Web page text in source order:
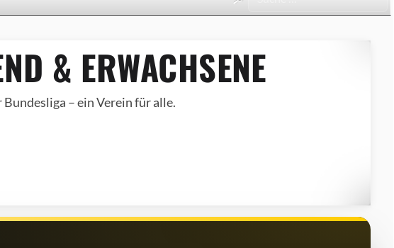
& ERWACHSENE
Bundesliga – ein Verein für alle.